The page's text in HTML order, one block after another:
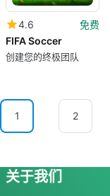
4.6
免费
FIFA Soccer
创建您的终极团队
1 2
关于我们